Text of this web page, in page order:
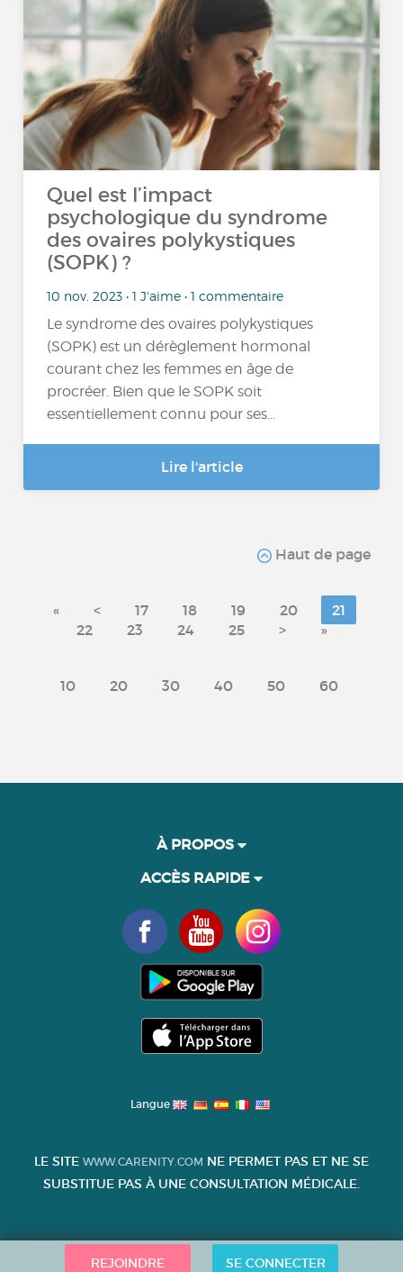
Quel est l’impact
psychologique du syndrome
des ovaires polykystiques
(SOPK) ?
10 nov. 2023 • 1 J'aime • 1 commentaire
Le syndrome des ovaires polykystiques
(SOPK) est un dérèglement hormonal
courant chez les femmes en âge de
procréer. Bien que le SOPK soit
essentiellement connu pour ses…
Lire l'article
Haut de page
« < 17 18 19 20
21
22
23 24 25 > »
10 20 30 40 50 60
REJOINDRE SE CONNECTER
À PROPOS
ACCÈS RAPIDE
Langue
LE SITE WWW.CARENITY.COM NE PERMET PAS ET NE SE
SUBSTITUE PAS À UNE CONSULTATION MÉDICALE.